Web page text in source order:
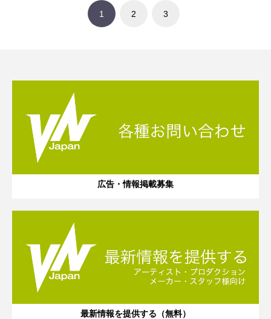
1 2 3
広告・情報掲載募集
最新情報を提供する（無料）